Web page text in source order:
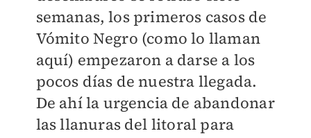
semanas, los primeros casos de
Vómito Negro (como lo llaman
aquí) empezaron a darse a los
pocos días de nuestra llegada.
De ahí la urgencia de abandonar
las llanuras del litoral para